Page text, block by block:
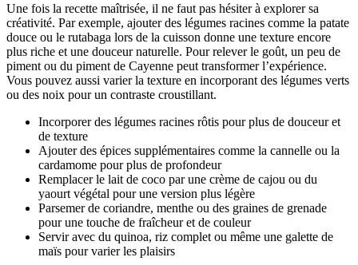
Une fois la recette maîtrisée, il ne faut pas hésiter à explorer sa
créativité. Par exemple, ajouter des légumes racines comme la patate
douce ou le rutabaga lors de la cuisson donne une texture encore
plus riche et une douceur naturelle. Pour relever le goût, un peu de
piment ou du piment de Cayenne peut transformer l’expérience.
Vous pouvez aussi varier la texture en incorporant des légumes verts
ou des noix pour un contraste croustillant.
Incorporer des légumes racines rôtis pour plus de douceur et
de texture
Ajouter des épices supplémentaires comme la cannelle ou la
cardamome pour plus de profondeur
Remplacer le lait de coco par une crème de cajou ou du
yaourt végétal pour une version plus légère
Parsemer de coriandre, menthe ou des graines de grenade
pour une touche de fraîcheur et de couleur
Servir avec du quinoa, riz complet ou même une galette de
maïs pour varier les plaisirs